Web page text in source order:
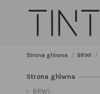
Strona główna BRWI
Strona główna
BRWI